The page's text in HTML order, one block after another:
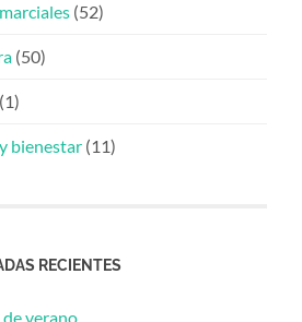
(52)
(50)
(1)
bienestar (11)
RECIENTES
verano